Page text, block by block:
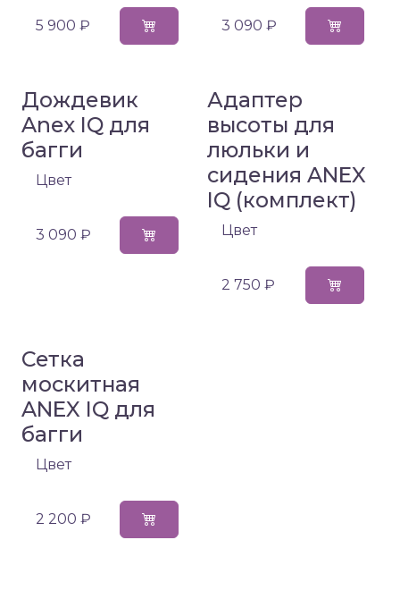
5 900 ₽ 3 090 ₽
Дождевик
Anex IQ для
багги
Цвет
3 090 ₽
Адаптер
высоты для
люльки и
сидения ANEX
IQ (комплект)
Цвет
2 750 ₽
Сетка
москитная
ANEX IQ для
багги
Цвет
2 200 ₽